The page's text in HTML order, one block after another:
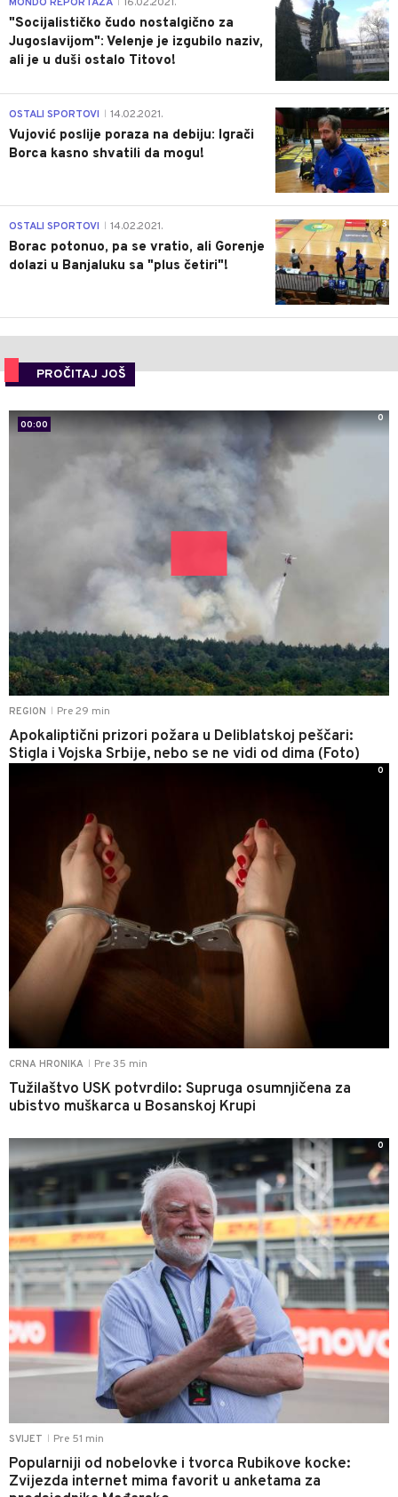
"Socijalističko čudo nostalgično za
Jugoslavijom": Velenje je izgubilo naziv,
ali je u duši ostalo Titovo!
1
OSTALI SPORTOVI 14.02.2021.
Vujović poslije poraza na debiju: Igrači
Borca kasno shvatili da mogu!
3
OSTALI SPORTOVI 14.02.2021.
Borac potonuo, pa se vratio, ali Gorenje
dolazi u Banjaluku sa "plus četiri"!
PROČITAJ JOŠ
REGION Pre 29 min
Apokaliptični prizori požara u Deliblatskoj peščari:
Stigla i Vojska Srbije, nebo se ne vidi od dima (Foto)
00:00
0
CRNA HRONIKA Pre 35 min
Tužilaštvo USK potvrdilo: Supruga osumnjičena za
ubistvo muškarca u Bosanskoj Krupi
0
SVIJET Pre 51 min
Popularniji od nobelovke i tvorca Rubikove kocke:
Zvijezda internet mima favorit u anketama za
0